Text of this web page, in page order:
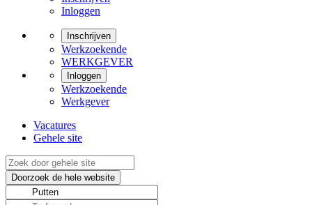
Inloggen
Inschrijven
Werkzoekende
WERKGEVER
Inloggen
Werkzoekende
Werkgever
Vacatures
Gehele site